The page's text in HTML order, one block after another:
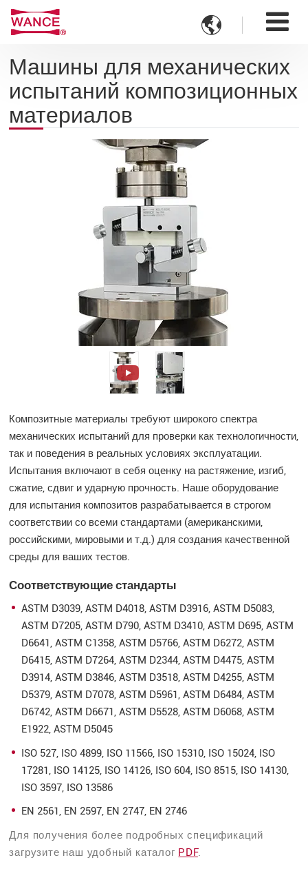

Машины для механических
испытаний композиционных
материалов
Композитные материалы требуют широкого спектра
механических испытаний для проверки как технологичности,
так и поведения в реальных условиях эксплуатации.
Испытания включают в себя оценку на растяжение, изгиб,
сжатие, сдвиг и ударную прочность. Наше оборудование
для испытания композитов разрабатывается в строгом
соответствии со всеми стандартами (американскими,
российскими, мировыми и т.д.) для создания качественной
среды для ваших тестов.
Соответствующие стандарты
ASTM D3039, ASTM D4018, ASTM D3916, ASTM D5083,
ASTM D7205, ASTM D790, ASTM D3410, ASTM D695, ASTM
D6641, ASTM C1358, ASTM D5766, ASTM D6272, ASTM
D6415, ASTM D7264, ASTM D2344, ASTM D4475, ASTM
D3914, ASTM D3846, ASTM D3518, ASTM D4255, ASTM
D5379, ASTM D7078, ASTM D5961, ASTM D6484, ASTM
D6742, ASTM D6671, ASTM D5528, ASTM D6068, ASTM
E1922, ASTM D5045
ISO 527, ISO 4899, ISO 11566, ISO 15310, ISO 15024, ISO
17281, ISO 14125, ISO 14126, ISO 604, ISO 8515, ISO 14130,
ISO 3597, ISO 13586
EN 2561, EN 2597, EN 2747, EN 2746
Для получения более подробных спецификаций
загрузите наш удобный каталог PDF.